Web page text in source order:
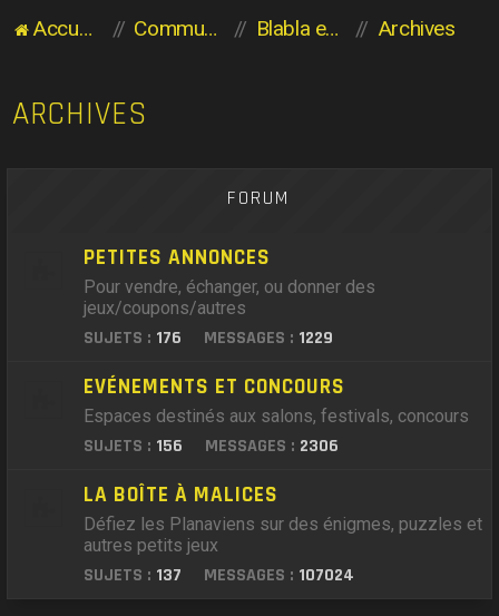
Accueil du forum Communauté des Planaviens Blabla entre Planaviens Archives
ARCHIVES
FORUM
PETITES ANNONCES
Pour vendre, échanger, ou donner des
jeux/coupons/autres
SUJETS : 176 MESSAGES : 1229
EVÉNEMENTS ET CONCOURS
Espaces destinés aux salons, festivals, concours
SUJETS : 156 MESSAGES : 2306
LA BOÎTE À MALICES
Défiez les Planaviens sur des énigmes, puzzles et
autres petits jeux
SUJETS : 137 MESSAGES : 107024